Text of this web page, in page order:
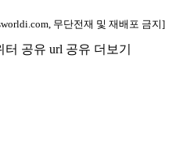
무단전재 및 재배포 금지]
터 공유 url 공유 더보기